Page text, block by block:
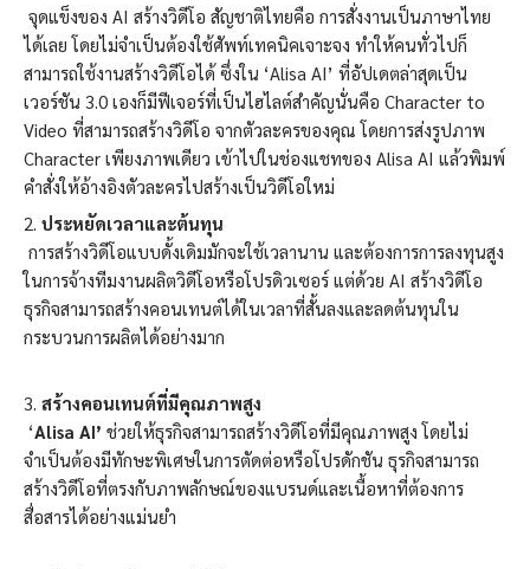
จุดแข็งของ AI สร้างวิดีโอ สัญชาติไทยคือ การสั่งงานเป็นภาษาไทย
ได้เลย โดยไม่จำเป็นต้องใช้ศัพท์เทคนิคเจาะจง ทำให้คนทั่วไปก็
สามารถใช้งานสร้างวิดีโอได้ ซึ่งใน ‘Alisa AI’ ที่อัปเดตล่าสุดเป็น
เวอร์ชัน 3.0 เองก็มีฟีเจอร์ที่เป็นไฮไลต์สำคัญนั่นคือ Character to
Video ที่สามารถสร้างวิดีโอ จากตัวละครของคุณ โดยการส่งรูปภาพ
Character เพียงภาพเดียว เข้าไปในช่องแชทของ Alisa AI แล้วพิมพ์
คำสั่งให้อ้างอิงตัวละครไปสร้างเป็นวิดีโอใหม่
ประหยัดเวลาและต้นทุน
การสร้างวิดีโอแบบดั้งเดิมมักจะใช้เวลานาน และต้องการการลงทุนสูง
ในการจ้างทีมงานผลิตวิดีโอหรือโปรดิวเซอร์ แต่ด้วย AI สร้างวิดีโอ
ธุรกิจสามารถสร้างคอนเทนต์ได้ในเวลาที่สั้นลงและลดต้นทุนใน
กระบวนการผลิตได้อย่างมาก
สร้างคอนเทนต์ที่มีคุณภาพสูง
‘Alisa AI’ ช่วยให้ธุรกิจสามารถสร้างวิดีโอที่มีคุณภาพสูง โดยไม่
จำเป็นต้องมีทักษะพิเศษในการตัดต่อหรือโปรดักชัน ธุรกิจสามารถ
สร้างวิดีโอที่ตรงกับภาพลักษณ์ของแบรนด์และเนื้อหาที่ต้องการ
สื่อสารได้อย่างแม่นยำ